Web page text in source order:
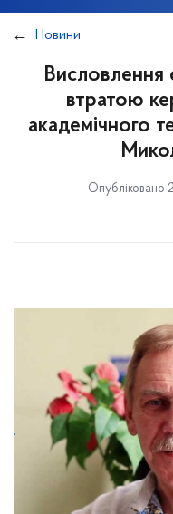
Новини
Висловлення
втратою
академічного
Опубліковано